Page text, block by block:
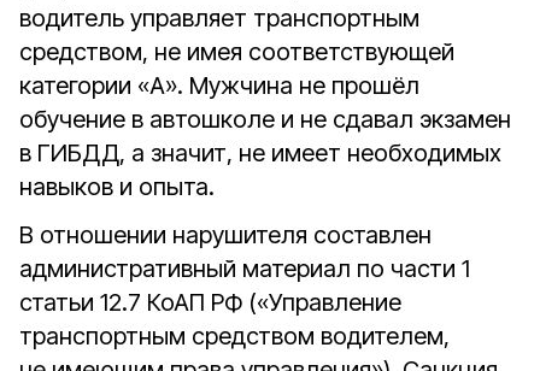
водитель управляет транспортным
средством, не имея соответствующей
категории «А». Мужчина не прошёл
обучение в автошколе и не сдавал экзамен
в ГИБДД, а значит, не имеет необходимых
навыков и опыта.
В отношении нарушителя составлен
административный материал по части 1
статьи 12.7 КоАП РФ («Управление
транспортным средством водителем,